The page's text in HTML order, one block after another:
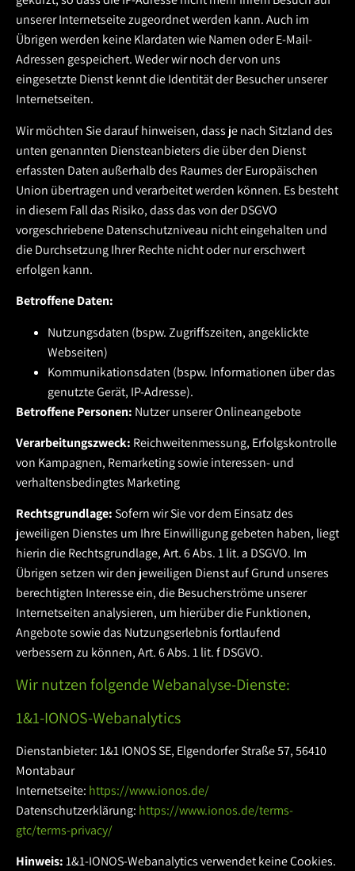
unserer Internetseite zugeordnet werden kann. Auch im
Übrigen werden keine Klardaten wie Namen oder E-Mail-
Adressen gespeichert. Weder wir noch der von uns
eingesetzte Dienst kennt die Identität der Besucher unserer
Internetseiten.
Wir möchten Sie darauf hinweisen, dass je nach Sitzland des
unten genannten Diensteanbieters die über den Dienst
erfassten Daten außerhalb des Raumes der Europäischen
Union übertragen und verarbeitet werden können. Es besteht
in diesem Fall das Risiko, dass das von der DSGVO
vorgeschriebene Datenschutzniveau nicht eingehalten und
die Durchsetzung Ihrer Rechte nicht oder nur erschwert
erfolgen kann.
Betroffene Daten:
Nutzungsdaten (bspw. Zugriffszeiten, angeklickte
Webseiten)
Kommunikationsdaten (bspw. Informationen über das
genutzte Gerät, IP-Adresse).
Betroffene Personen: Nutzer unserer Onlineangebote
Verarbeitungszweck: Reichweitenmessung, Erfolgskontrolle
von Kampagnen, Remarketing sowie interessen- und
verhaltensbedingtes Marketing
Rechtsgrundlage:Sofern wir Sie vor dem Einsatz des
jeweiligen Dienstes um Ihre Einwilligung gebeten haben, liegt
hierin die Rechtsgrundlage, Art. 6 Abs. 1 lit. a DSGVO. Im
Übrigen setzen wir den jeweiligen Dienst auf Grund unseres
berechtigten Interesse ein, die Besucherströme unserer
Internetseiten analysieren, um hierüber die Funktionen,
Angebote sowie das Nutzungserlebnis fortlaufend
verbessern zu können, Art. 6 Abs. 1 lit. f DSGVO.
Wir nutzen folgende Webanalyse-Dienste:
1&1-IONOS-Webanalytics
Dienstanbieter: 1&1 IONOS SE, Elgendorfer Straße 57, 56410
Montabaur
Internetseite: https://www.ionos.de/
Datenschutzerklärung: https://www.ionos.de/terms-
gtc/terms-privacy/
Hinweis:1&1-IONOS-Webanalytics verwendet keine Cookies.